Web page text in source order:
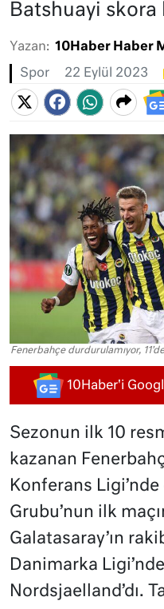
Batshuayi skora
Yazan: 10Haber Haber
Spor 22 Eylül 2023
Fenerbahçe durdurulamıyor, 11'de
10Haber'i
Sezonun ilk 10
kazanan
Konferans
Grubu’nun ilk
Galatasaray’ın
Danimarka
Nordsjaelland’dı.